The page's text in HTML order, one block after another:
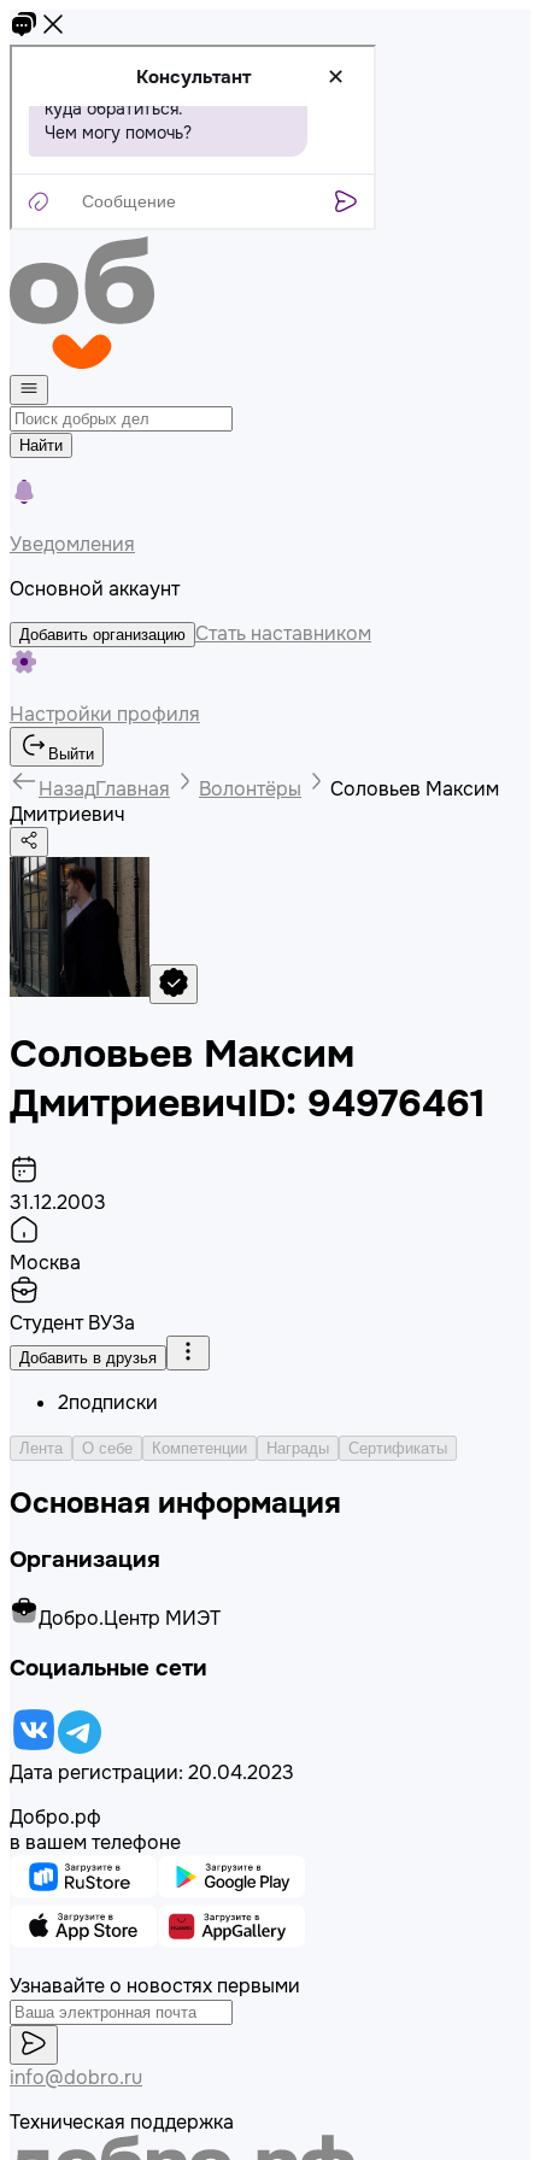
Найти
Уведомления
Основной аккаунт
Добавить организацию Стать наставником
Настройки профиля
Выйти
НазадГлавная Волонтёры
Соловьев Максим
Дмитриевич
Соловьев Максим
ДмитриевичID: 94976461
31.12.2003
Москва
Студент ВУЗа
Добавить в друзья
2подписки
Лента О себе Компетенции Награды Сертификаты
Основная информация
Организация
Добро.Центр МИЭТ
Социальные сети
Дата регистрации: 20.04.2023
Добро.рф
в вашем телефоне
Узнавайте о новостях первыми
info@dobro.ru
Техническая поддержка